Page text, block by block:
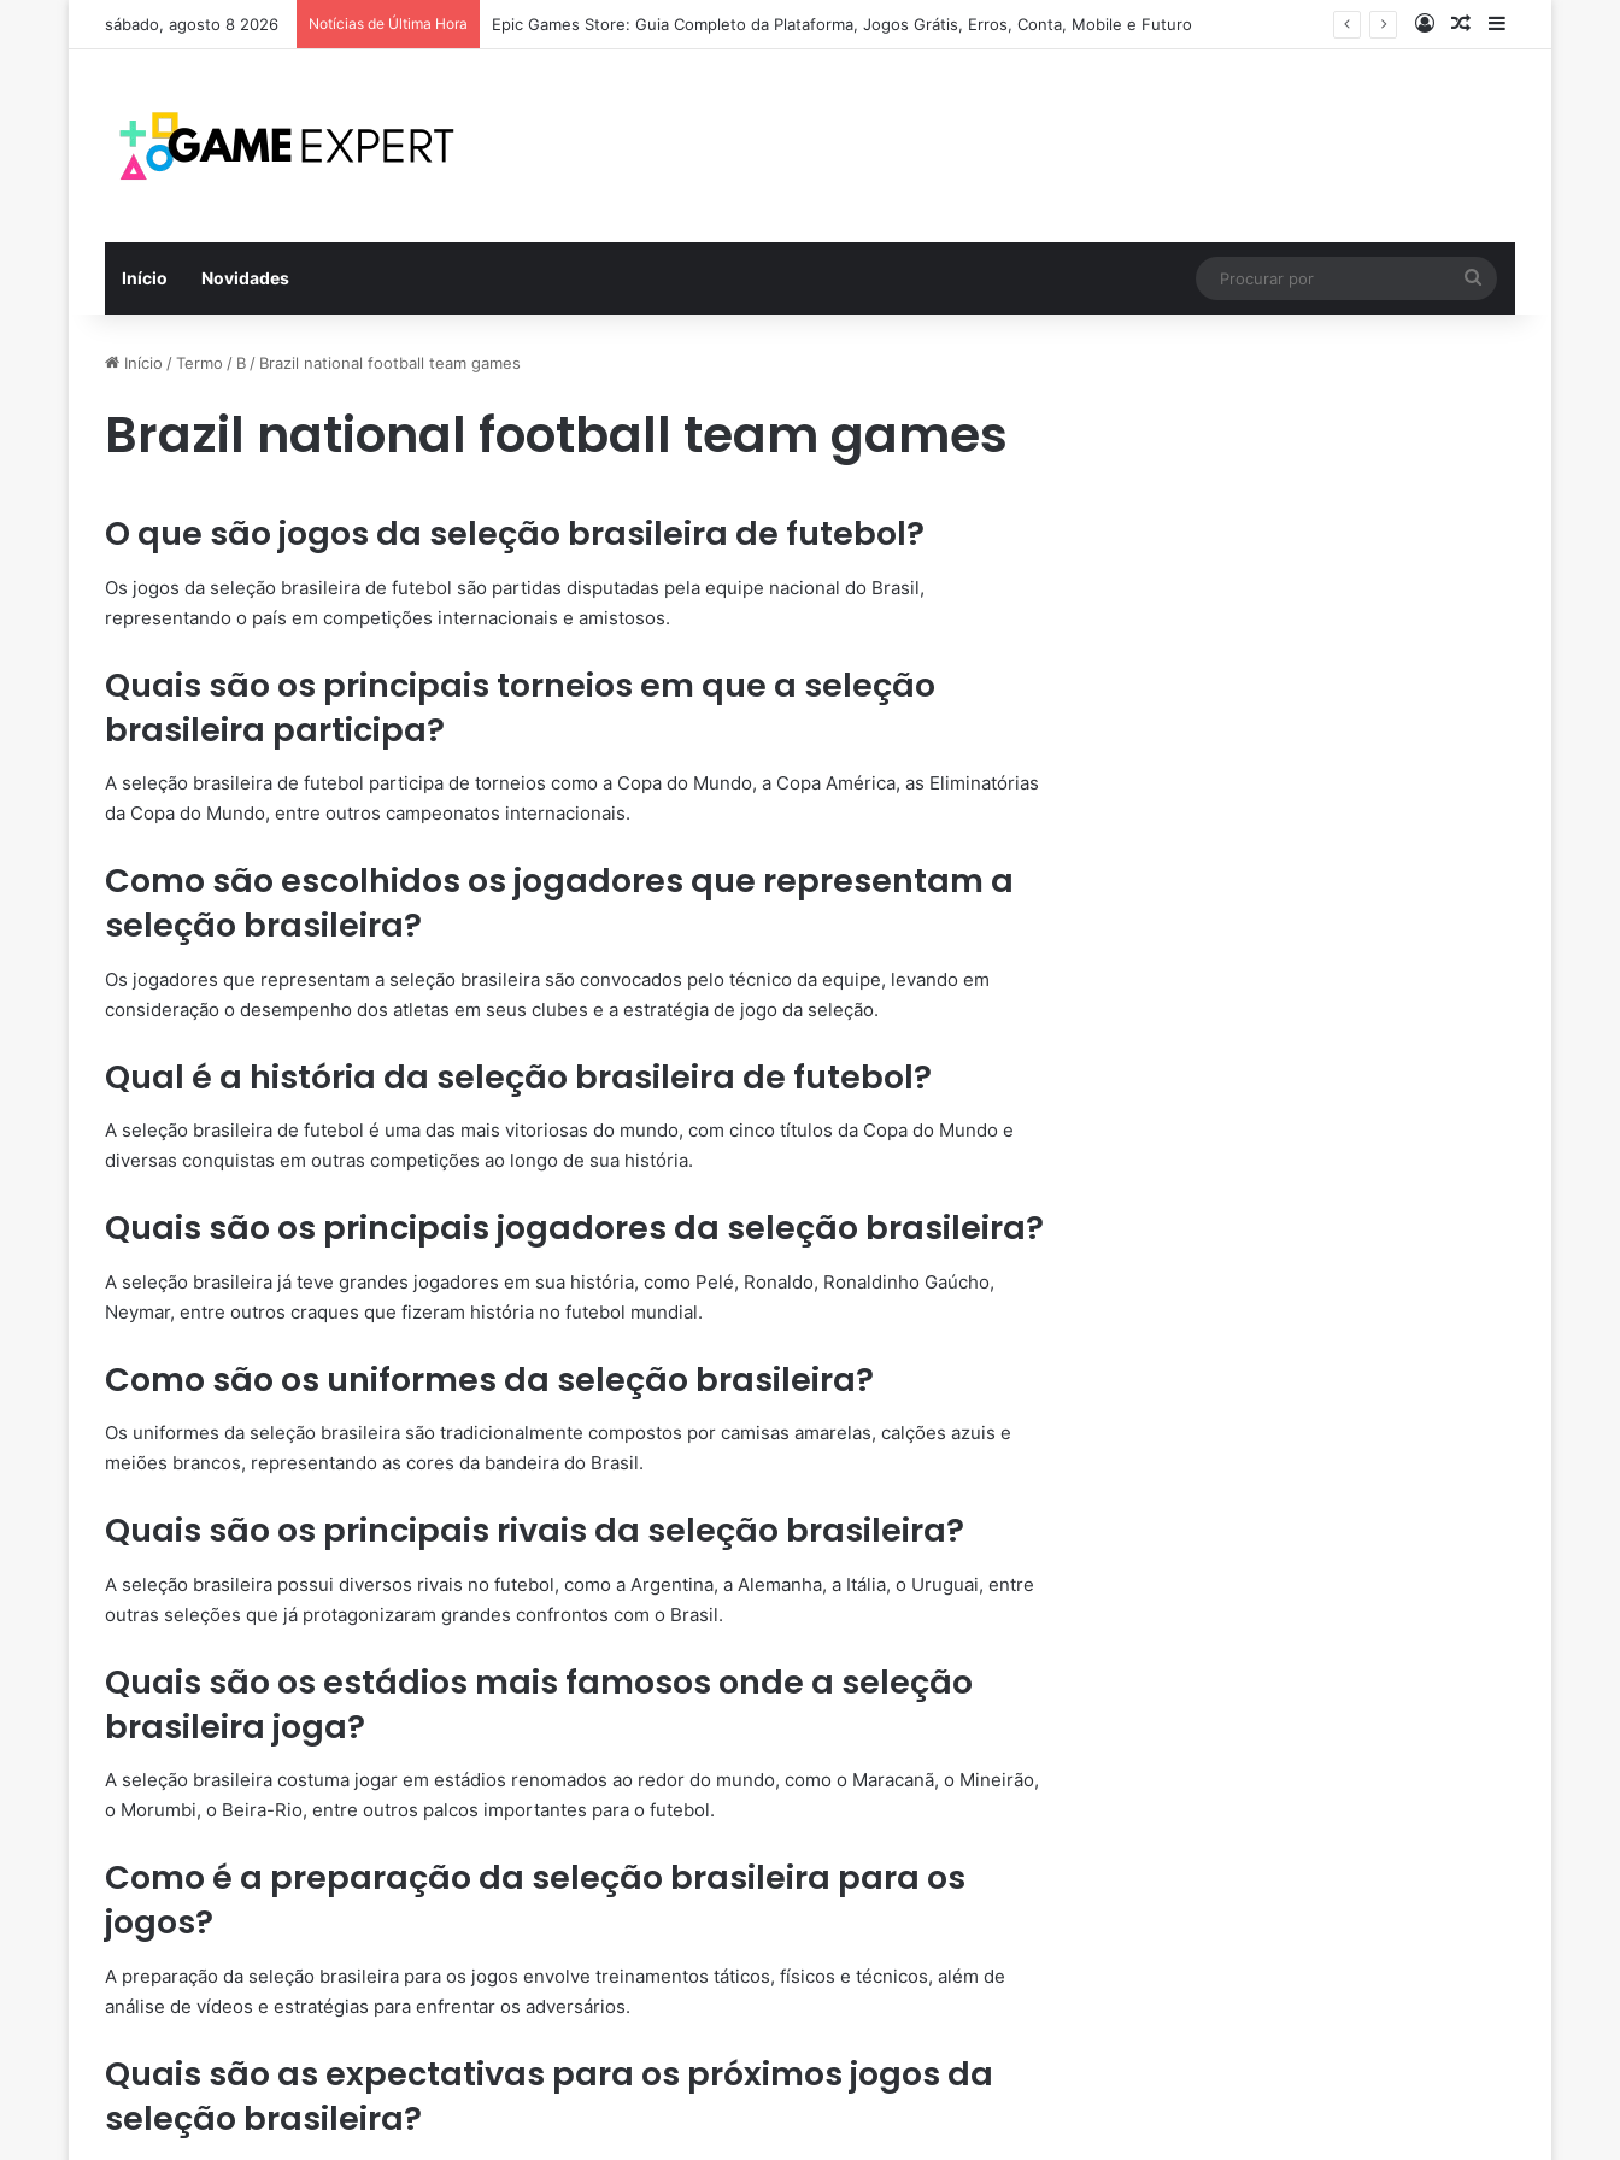
sábado, agosto 8 2026 Notícias de Última Hora Epic Games Store: Guia Completo da Plataforma, Jogos Grátis, Erros, Conta, Mobile e Futuro EntrarArtigo aleatório
Barra Lateral
Início Novidades
por
Início /Termo / B / Brazil national football team games
Brazil national football team games
O que são jogos da seleção brasileira de futebol?
Os jogos da seleção brasileira de futebol são partidas disputadas pela equipe nacional do Brasil,
representando o país em competições internacionais e amistosos.
Quais são os principais torneios em que a seleção
brasileira participa?
A seleção brasileira de futebol participa de torneios como a Copa do Mundo, a Copa América, as Eliminatórias
da Copa do Mundo, entre outros campeonatos internacionais.
Como são escolhidos os jogadores que representam a
seleção brasileira?
Os jogadores que representam a seleção brasileira são convocados pelo técnico da equipe, levando em
consideração o desempenho dos atletas em seus clubes e a estratégia de jogo da seleção.
Qual é a história da seleção brasileira de futebol?
A seleção brasileira de futebol é uma das mais vitoriosas do mundo, com cinco títulos da Copa do Mundo e
diversas conquistas em outras competições ao longo de sua história.
Quais são os principais jogadores da seleção brasileira?
A seleção brasileira já teve grandes jogadores em sua história, como Pelé, Ronaldo, Ronaldinho Gaúcho,
Neymar, entre outros craques que fizeram história no futebol mundial.
Como são os uniformes da seleção brasileira?
Os uniformes da seleção brasileira são tradicionalmente compostos por camisas amarelas, calções azuis e
meiões brancos, representando as cores da bandeira do Brasil.
Quais são os principais rivais da seleção brasileira?
A seleção brasileira possui diversos rivais no futebol, como a Argentina, a Alemanha, a Itália, o Uruguai, entre
outras seleções que já protagonizaram grandes confrontos com o Brasil.
Quais são os estádios mais famosos onde a seleção
brasileira joga?
A seleção brasileira costuma jogar em estádios renomados ao redor do mundo, como o Maracanã, o Mineirão,
o Morumbi, o Beira-Rio, entre outros palcos importantes para o futebol.
Como é a preparação da seleção brasileira para os
jogos?
A preparação da seleção brasileira para os jogos envolve treinamentos táticos, físicos e técnicos, além de
análise de vídeos e estratégias para enfrentar os adversários.
Quais são as expectativas para os próximos jogos da
seleção brasileira?